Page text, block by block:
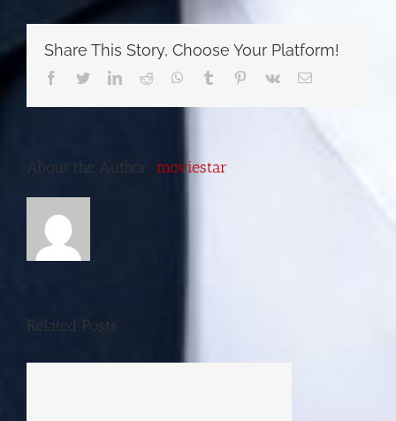
Share This Story, Choose Your Platform!
Facebook
TwitterLinkedIn
Reddit Whatsapp
Tumblr Pinterest
Vk Email
About the Author: moviestar
Related Posts